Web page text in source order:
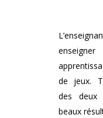
de jeux.
des deux
beaux